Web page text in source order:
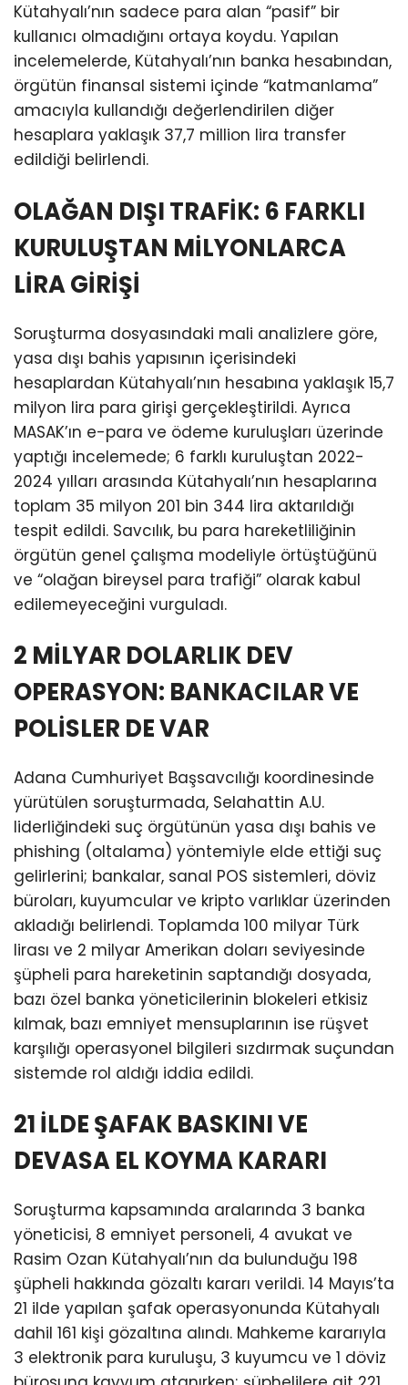
Kütahyalı’nın sadece para alan “pasif” bir
kullanıcı olmadığını ortaya koydu. Yapılan
incelemelerde, Kütahyalı’nın banka hesabından,
örgütün finansal sistemi içinde “katmanlama”
amacıyla kullandığı değerlendirilen diğer
hesaplara yaklaşık 37,7 million lira transfer
edildiği belirlendi.
OLAĞAN DIŞI TRAFİK: 6 FARKLI
KURULUŞTAN MİLYONLARCA
LİRA GİRİŞİ
Soruşturma dosyasındaki mali analizlere göre,
yasa dışı bahis yapısının içerisindeki
hesaplardan Kütahyalı’nın hesabına yaklaşık 15,7
milyon lira para girişi gerçekleştirildi. Ayrıca
MASAK’ın e-para ve ödeme kuruluşları üzerinde
yaptığı incelemede; 6 farklı kuruluştan 2022-
2024 yılları arasında Kütahyalı’nın hesaplarına
toplam 35 milyon 201 bin 344 lira aktarıldığı
tespit edildi. Savcılık, bu para hareketliliğinin
örgütün genel çalışma modeliyle örtüştüğünü
ve “olağan bireysel para trafiği” olarak kabul
edilemeyeceğini vurguladı.
2 MİLYAR DOLARLIK DEV
OPERASYON: BANKACILAR VE
POLİSLER DE VAR
Adana Cumhuriyet Başsavcılığı koordinesinde
yürütülen soruşturmada, Selahattin A.U.
liderliğindeki suç örgütünün yasa dışı bahis ve
phishing (oltalama) yöntemiyle elde ettiği suç
gelirlerini; bankalar, sanal POS sistemleri, döviz
büroları, kuyumcular ve kripto varlıklar üzerinden
akladığı belirlendi. Toplamda 100 milyar Türk
lirası ve 2 milyar Amerikan doları seviyesinde
şüpheli para hareketinin saptandığı dosyada,
bazı özel banka yöneticilerinin blokeleri etkisiz
kılmak, bazı emniyet mensuplarının ise rüşvet
karşılığı operasyonel bilgileri sızdırmak suçundan
sistemde rol aldığı iddia edildi.
21 İLDE ŞAFAK BASKINI VE
DEVASA EL KOYMA KARARI
Soruşturma kapsamında aralarında 3 banka
yöneticisi, 8 emniyet personeli, 4 avukat ve
Rasim Ozan Kütahyalı’nın da bulunduğu 198
şüpheli hakkında gözaltı kararı verildi. 14 Mayıs’ta
21 ilde yapılan şafak operasyonunda Kütahyalı
dahil 161 kişi gözaltına alındı. Mahkeme kararıyla
3 elektronik para kuruluşu, 3 kuyumcu ve 1 döviz